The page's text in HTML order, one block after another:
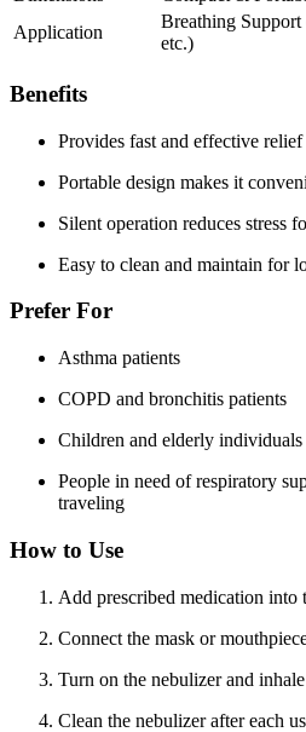
Application
Breathing
etc.)
Benefits
Provides fast and effective
Portable design makes it
Silent operation reduces stress
Easy to clean and maintain for
Prefer For
Asthma patients
COPD and bronchitis patients
Children and elderly
People in need of respiratory
traveling
How to Use
Add prescribed medication into
Connect the mask or
Turn on the nebulizer and
Clean the nebulizer after each